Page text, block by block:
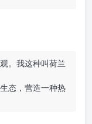
。我这种叫荷兰
态，营造一种热